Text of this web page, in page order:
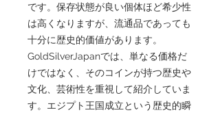
です。保存状態が良い個体ほど希少性
は高くなりますが、流通品であっても
十分に歴史的価値があります。
GoldSilverJapanでは、単なる価格だ
けではなく、そのコインが持つ歴史や
文化、芸術性を重視して紹介していま
す。エジプト王国成立という歴史的瞬